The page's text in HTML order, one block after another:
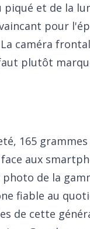
piqué et de la
pour
caméra
plutôt
165
aux
de la
fiable au
de cette